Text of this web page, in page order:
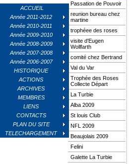
ACCUEIL
Année 2011-2012
Année 2010-2011
Année 2009-2010
Année 2008-2009
Année 2007-2008
Année 2006-2007
HISTORIQUE
ACTIONS
ARCHIVES
MEMBRES
LIENS
CONTACTS
PLAN DU SITE
TELECHARGEMENT
Passation de Pouvoir
reunion bureau chez
martine
trophéee des roses
visite d'Eugen
Wollfarth
comité chez Bertrand
Val du Var
Trophée des Roses
Collecte Départ
La Turbie
Alba 2009
St louis Club
NFL 2009
Beaujolais 2009
Felini
Galette La Turbie